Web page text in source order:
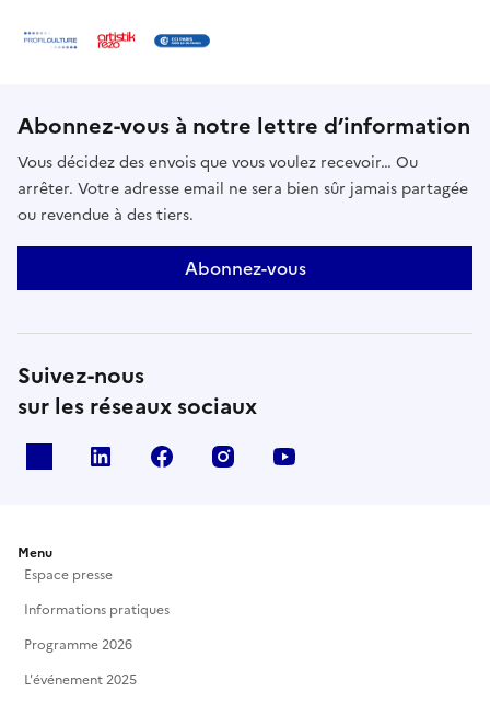
Abonnez-vous à notre lettre d’information
Vous décidez des envois que vous voulez recevoir… Ou
arrêter. Votre adresse email ne sera bien sûr jamais partagée
ou revendue à des tiers.
Abonnez-vous
Suivez-nous
sur les réseaux sociaux
Linkedin Facebook Instagram
Menu
Espace presse
Informations pratiques
Programme 2026
L'événement 2025